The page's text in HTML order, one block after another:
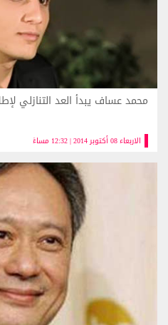
الاربعاء 08 أكتوبر 2014 | 12:32 مساءً
محمد عساف يبدأ العد التنازلي